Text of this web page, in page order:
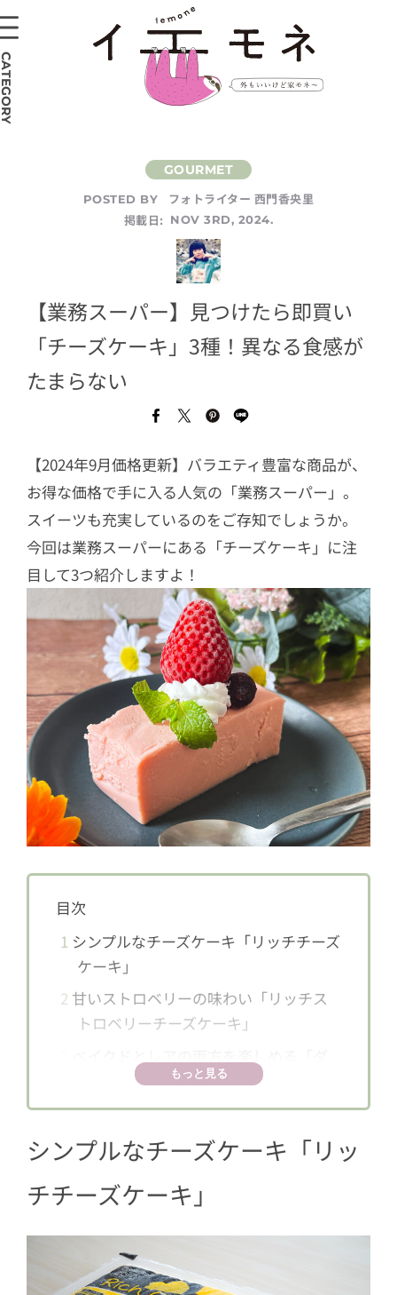
POSTED BY
フォトライター 西門香央里
掲載日:
NOV 3RD, 2024.
【業務スーパー】見つけたら即買い
「チーズケーキ」3種！異なる食感が
たまらない
【2024年9月価格更新】バラエティ豊富な商品が、
お得な価格で手に入る人気の「業務スーパー」。
スイーツも充実しているのをご存知でしょうか。
今回は業務スーパーにある「チーズケーキ」に注
目して3つ紹介しますよ！
目次
1 シンプルなチーズケーキ「リッチチーズ
ケーキ」
2 甘いストロベリーの味わい「リッチス
トロベリーチーズケーキ」
ブルチーズケーキ」
4業務スーパーの「チーズケーキ」で幸
せのひとときを♪
もっと見る
シンプルなチーズケーキ「リッ
チチーズケーキ」